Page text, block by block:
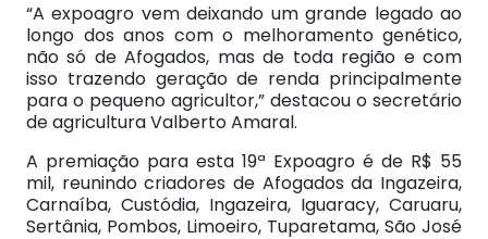
“A expoagro vem deixando um grande legado ao
longo dos anos com o melhoramento genético,
não só de Afogados, mas de toda região e com
isso trazendo geração de renda principalmente
para o pequeno agricultor,” destacou o secretário
de agricultura Valberto Amaral.
A premiação para esta 19ª Expoagro é de R$ 55
mil, reunindo criadores de Afogados da Ingazeira,
Carnaíba, Custódia, Ingazeira, Iguaracy, Caruaru,
Sertânia, Pombos, Limoeiro, Tuparetama, São José